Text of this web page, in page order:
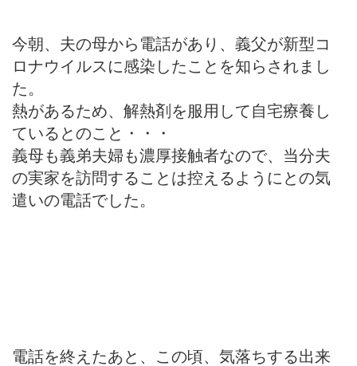
今朝、夫の母から電話があり、義父が新型コ
ロナウイルスに感染したことを知らされまし
た。
熱があるため、解熱剤を服用して自宅療養し
ているとのこと・・・
義母も義弟夫婦も濃厚接触者なので、当分夫
の実家を訪問することは控えるようにとの気
遣いの電話でした。
電話を終えたあと、この頃、気落ちする出来